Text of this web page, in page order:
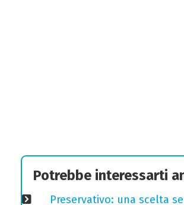
Potrebbe interessarti
Preservativo: una scelta